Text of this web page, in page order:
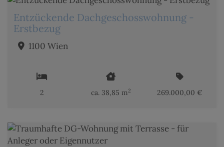
Entzückende Dachgeschosswohnung -
Erstbezug
1100 Wien
2 ca. 38,85 m 2 269.000,00 €